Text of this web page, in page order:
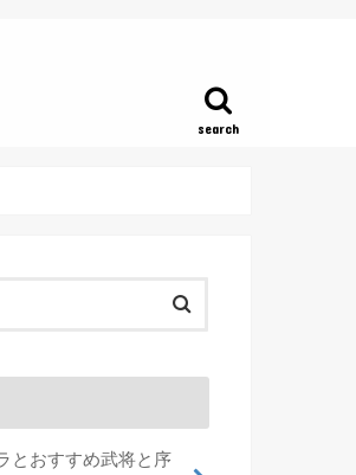
search
おすすめ武将と序